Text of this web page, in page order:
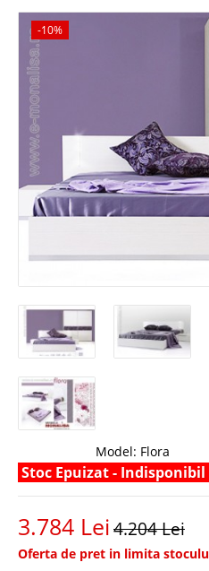
-10%
Model: Flora
Stoc Epuizat - Indisponibil
3.784 Lei4.204 Lei
Oferta de pret in limita